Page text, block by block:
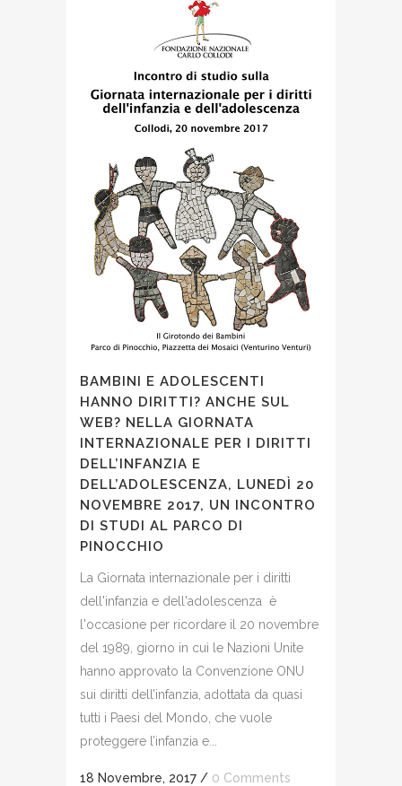
BAMBINI E ADOLESCENTI
HANNO DIRITTI? ANCHE SUL
WEB? NELLA GIORNATA
INTERNAZIONALE PER I DIRITTI
DELL’INFANZIA E
DELL’ADOLESCENZA, LUNEDÌ 20
NOVEMBRE 2017, UN INCONTRO
DI STUDI AL PARCO DI
PINOCCHIO
La Giornata internazionale per i diritti
dell'infanzia e dell'adolescenza è
l'occasione per ricordare il 20 novembre
del 1989, giorno in cui le Nazioni Unite
hanno approvato la Convenzione ONU
sui diritti dell’infanzia, adottata da quasi
tutti i Paesi del Mondo, che vuole
proteggere l’infanzia e...
18 Novembre, 2017 / 0 Comments